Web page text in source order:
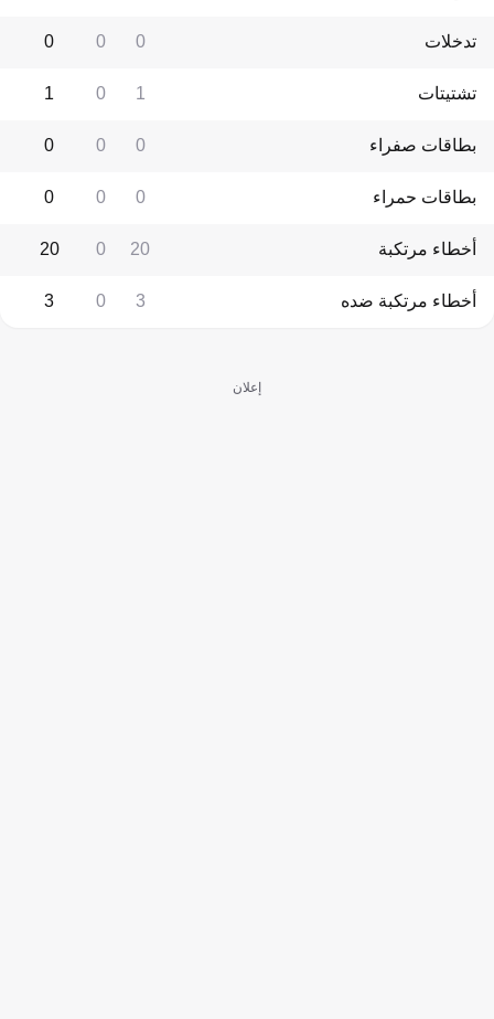
تدخلات 0
0
0
تشتيتات 1
0
1
بطاقات صفراء 0
0
0
بطاقات حمراء 0
0
0
أخطاء مرتكبة 20
0
20
أخطاء مرتكبة ضده 3
0
3
إعلان